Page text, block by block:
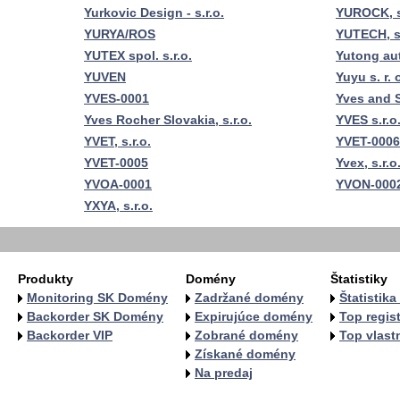
Yurkovic Design - s.r.o.
YUROCK,
YURYA/ROS
YUTECH,
YUTEX spol. s.r.o.
Yutong
YUVEN
Yuyu s. r.
YVES-0001
Yves and
Yves Rocher Slovakia, s.r.o.
YVES s.r.o.
YVET, s.r.o.
YVET-0006
YVET-0005
Yvex, s.r.o.
YVOA-0001
YVON-
YXYA, s.r.o.
Produkty
Monitoring SK Domény
Backorder SK Domény
Backorder VIP
Domény
Zadržané domény
Expirujúce domény
Zobrané domény
Získané domény
Na predaj
Štatistiky
Štatistika
Top
Top